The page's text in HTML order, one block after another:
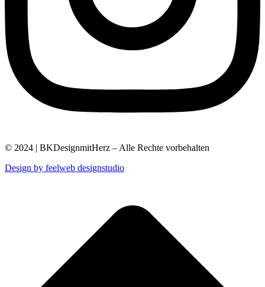
© 2024 | BKDesignmitHerz – Alle Rechte vorbehalten
Design by feelweb designstudio